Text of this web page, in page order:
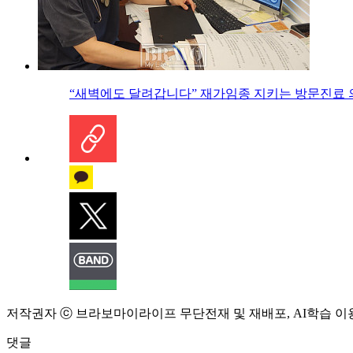
“새벽에도 달려갑니다” 재가임종 지키는 방문진료
저작권자 ⓒ 브라보마이라이프 무단전재 및 재배포, AI학습 이
댓글